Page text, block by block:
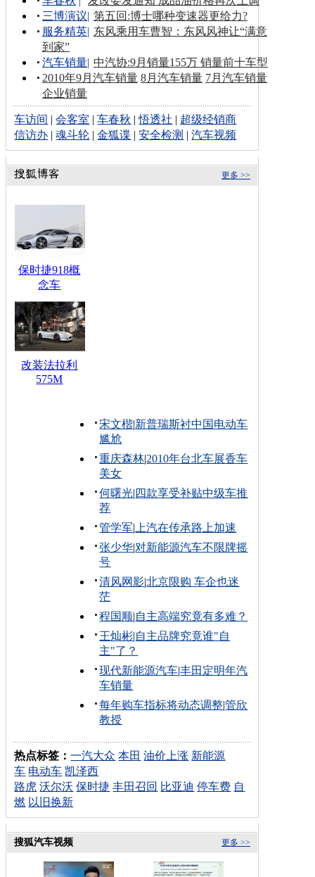
三博演议| 第五回:博士哪种变速器更给力?
服务精英| 东风乘用车曹智：东风风神让“满意
到家”
汽车销量| 中汽协:9月销量155万 销量前十车型
2010年9月汽车销量 8月汽车销量 7月汽车销量
企业销量
车访间 |会客室 |车春秋 |悟透社 | 超级经销商
信访办 |魂斗轮 |金狐谍 |安全检测 |汽车视频
更多 >>
保时捷918概
念车
改装法拉利
575M
宋文楷|新普瑞斯衬中国电动车
尴尬
重庆森林|2010年台北车展香车
美女
何曙光| 四款享受补贴中级车推
荐
管学军| 上汽在传承路上加速
张少华|对新能源汽车不限牌摇
号
清风网影|北京限购 车企也迷
茫
程国顺|自主高端究竟有多难？
王灿彬|自主品牌究竟谁"自
主"了？
现代新能源汽车|丰田定明年汽
车销量
每年购车指标将动态调整|管欣
教授
热点标签：一汽大众 本田 油价上涨 新能源
车 电动车 凯泽西
路虎 沃尔沃 保时捷 丰田召回 比亚迪 停车费 自
燃 以旧换新
更多 >>
搜狐汽车视频